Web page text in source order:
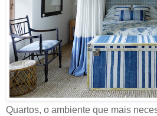
Quartos, o ambiente que mais